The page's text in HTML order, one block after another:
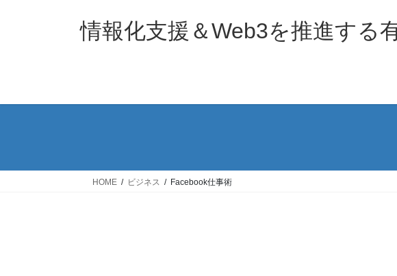
ス
ン
情報化支援＆Web3を推進する
HOME ビジネス Facebook仕事術